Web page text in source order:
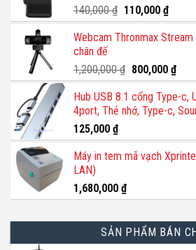
tùy
chọn
có
được
trên
trang
phẩm
140,000₫ Giá
gốc
là:
110,000 ₫Giá
hiện
tại
Webcam Thronmax Stream
chân đế
1,200,000₫ Giá
gốc
là:
1,200,000 ₫.
800,000 ₫Giá
hiện
tại
là:
Hub USB 8.1 cổng Type-c,
4port, Thẻ nhớ, Type-c,
125,000 ₫
Máy in tem mã vạch
LAN)
1,680,000 ₫
SẢN PHẨM BÁN